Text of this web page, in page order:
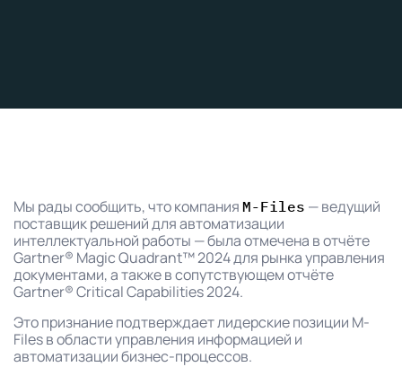
Мы рады сообщить, что компания M-Files — ведущий
поставщик решений для автоматизации
интеллектуальной работы — была отмечена в отчёте
Gartner® Magic Quadrant™ 2024 для рынка управления
документами, а также в сопутствующем отчёте
Gartner® Critical Capabilities 2024.
Это признание подтверждает лидерские позиции M-
Files в области управления информацией и
автоматизации бизнес-процессов.